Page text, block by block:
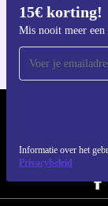
15€ korting!
Mis nooit meer een
Informatie over het
Privacybeleid